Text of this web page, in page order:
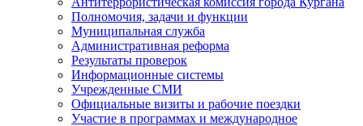
Полномочия, задачи и функции
Муниципальная служба
Административная реформа
Результаты проверок
Информационные системы
Учрежденные СМИ
Официальные визиты и рабочие поездки
Участие в программах и международное